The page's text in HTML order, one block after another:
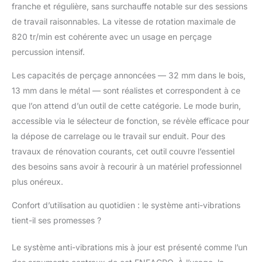
rotatif offre des performances efficaces et
puissantes. Le mandrin sds-plus permet
des changements d'embouts rapides et
ininterrompue de vos projets. 💪【CE QUE
VOUS RECEVREZ】L'achat comprend :
Marteau Perforateur 32KI * 1 ; sds-plus
mèches（8mm,10mm,12mm） * 3 ; sds-
plus 250mm ciseau * 2 ; 360° poignée
réglable * 1； Brosse de carbone
remplaçable 1 ensemble ; graisse
lubrifiante * 1； Capuchon anti-poussière *
1； Sac à outils * 1 ; 24 mois de garantie
sans défaut et 12 heures ouvrables de
réponse rapide. Faites confiance à notre
d'esprit grâce à notre garantie et à notre
service client réactif.
franche et régulière, sans surchauffe notable sur des sessions
de travail raisonnables. La vitesse de rotation maximale de
820 tr/min est cohérente avec un usage en perçage
percussion intensif.
Les capacités de perçage annoncées — 32 mm dans le bois,
13 mm dans le métal — sont réalistes et correspondent à ce
que l’on attend d’un outil de cette catégorie. Le mode burin,
accessible via le sélecteur de fonction, se révèle efficace pour
la dépose de carrelage ou le travail sur enduit. Pour des
travaux de rénovation courants, cet outil couvre l’essentiel
des besoins sans avoir à recourir à un matériel professionnel
plus onéreux.
Confort d’utilisation au quotidien : le système anti-vibrations
tient-il ses promesses ?
Le système anti-vibrations mis à jour est présenté comme l’un